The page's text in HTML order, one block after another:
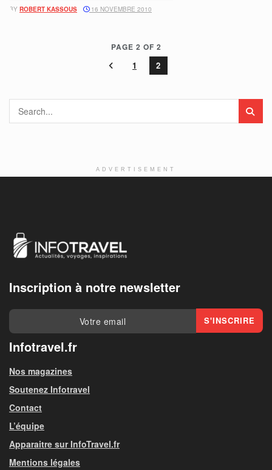
BY ROBERT KASSOUS 16 NOVEMBRE 2010
PAGE 2 OF 2
1 2
ADVERTISEMENT
Inscription à notre newsletter
Infotravel.fr
Nos magazines
Soutenez Infotravel
Contact
L’équipe
Apparaitre sur InfoTravel.fr
Mentions légales